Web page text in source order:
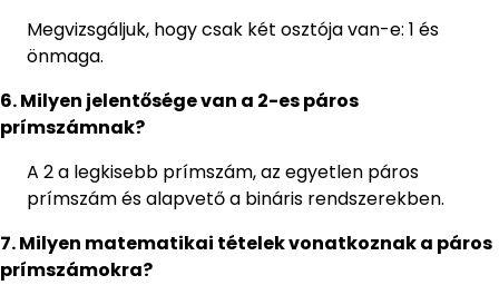
Megvizsgáljuk, hogy csak két osztója van-e: 1 és
önmaga.
6. Milyen jelentősége van a 2-es páros
prímszámnak?
A 2 a legkisebb prímszám, az egyetlen páros
prímszám és alapvető a bináris rendszerekben.
7. Milyen matematikai tételek vonatkoznak a páros
prímszámokra?